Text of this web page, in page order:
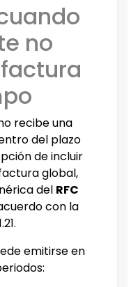
no
recibe una
del plazo
de incluir
global,
del RFC
con la
emitirse en